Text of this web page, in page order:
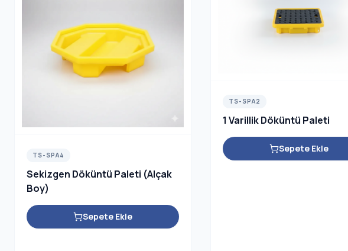
TS-SPA4
Sekizgen Döküntü Paleti (Alçak
Boy)
Sepete Ekle
TS-SPA2
1 Varillik Döküntü Paleti
Sepete Ekle